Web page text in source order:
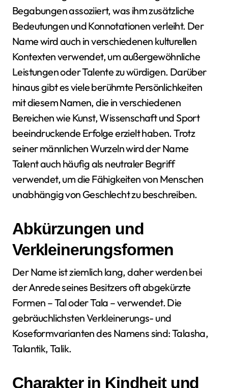
Begabungen assoziiert, was ihm zusätzliche
Bedeutungen und Konnotationen verleiht. Der
Name wird auch in verschiedenen kulturellen
Kontexten verwendet, um außergewöhnliche
Leistungen oder Talente zu würdigen. Darüber
hinaus gibt es viele berühmte Persönlichkeiten
mit diesem Namen, die in verschiedenen
Bereichen wie Kunst, Wissenschaft und Sport
beeindruckende Erfolge erzielt haben. Trotz
seiner männlichen Wurzeln wird der Name
Talent auch häufig als neutraler Begriff
verwendet, um die Fähigkeiten von Menschen
unabhängig von Geschlecht zu beschreiben.
Abkürzungen und
Verkleinerungsformen
Der Name ist ziemlich lang, daher werden bei
der Anrede seines Besitzers oft abgekürzte
Formen – Tal oder Tala – verwendet. Die
gebräuchlichsten Verkleinerungs- und
Koseformvarianten des Namens sind: Talasha,
Talantik, Talik.
Charakter in Kindheit und